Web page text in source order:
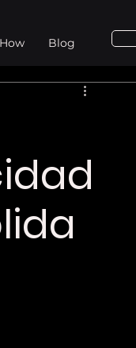
Blog